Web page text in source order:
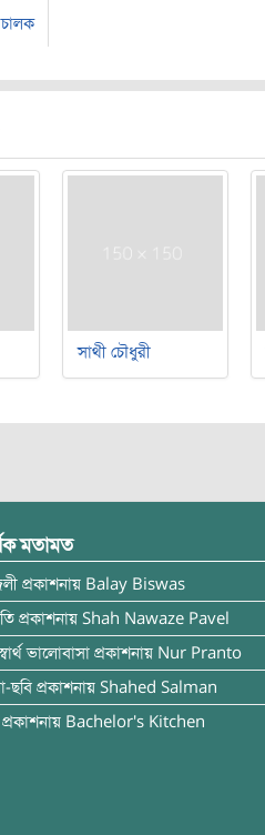
সাথী চৌধুরী
মতামত
প্রকাশনায় Balay Biswas
প্রকাশনায় Shah Nawaze Pavel
ভালোবাসা প্রকাশনায় Nur Pranto
ছবি প্রকাশনায় Shahed Salman
প্রকাশনায় Bachelor's Kitchen